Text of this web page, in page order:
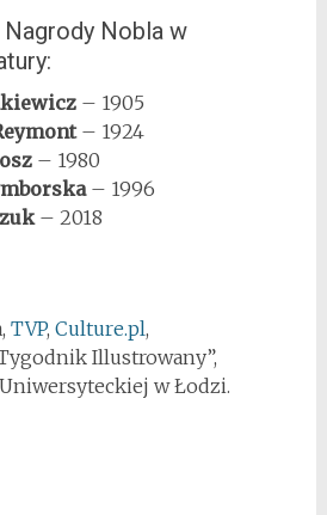
Nobla w
– 1905
– 1924
– 1980
– 1996
– 2018
TVP, Culture.pl,
Illustrowany”,
w Łodzi.